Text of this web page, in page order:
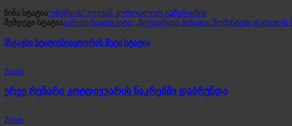
წინა სტატია“იბერიას” ლევან კორღალიძე გაწვრთნის
შემდეგი სტატიაგარეთ საუთგეიტი: „ზოგიერთი პირადი მომენტები ტკივილს
მსგავსი სტატიებიავტორის მეტი სტატია
Zoom
ერვე რენარი კოტდივუარის ნაკრებში დაბრუნდა
Zoom